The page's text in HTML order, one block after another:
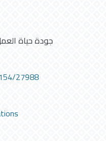
جودة حياة
27988